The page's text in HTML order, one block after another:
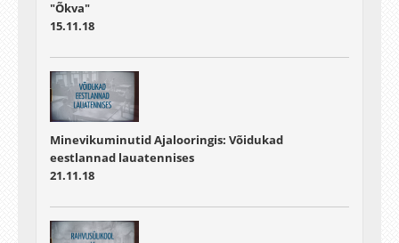
"Õkva"
15.11.18
Minevikuminutid Ajalooringis: Võidukad
eestlannad lauatennises
21.11.18